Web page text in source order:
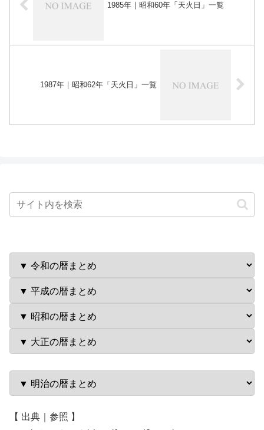
1985年｜昭和60年「天火日」一覧
1987年｜昭和62年「天火日」一覧
【 出典｜参照 】